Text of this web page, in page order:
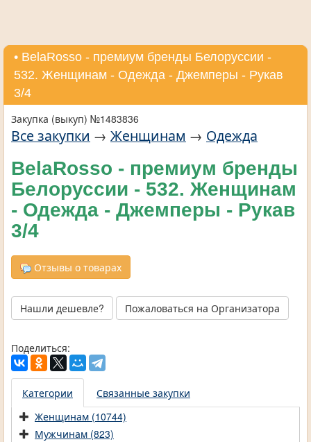
• BelaRosso - премиум бренды Белоруссии -
532. Женщинам - Одежда - Джемперы - Рукав
3/4
Закупка (выкуп) №1483836
Все закупки → Женщинам → Одежда
BelaRosso - премиум бренды
Белоруссии - 532. Женщинам
- Одежда - Джемперы - Рукав
3/4
Отзывы о товарах
Нашли дешевле? Пожаловаться на Организатора
Поделиться:
Категории
Связанные закупки
Женщинам (10744)
Мужчинам (823)